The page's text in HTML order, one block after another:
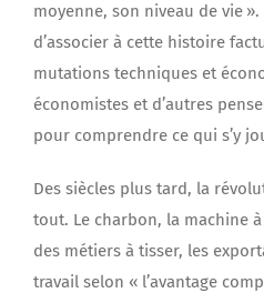
moyenne, son niveau de vie ».
d’associer à cette histoire
mutations techniques et
économistes et d’autres
pour comprendre ce qui s’y
Des siècles plus tard, la
tout. Le charbon, la machine
des métiers à tisser, les
travail selon « l’avantage